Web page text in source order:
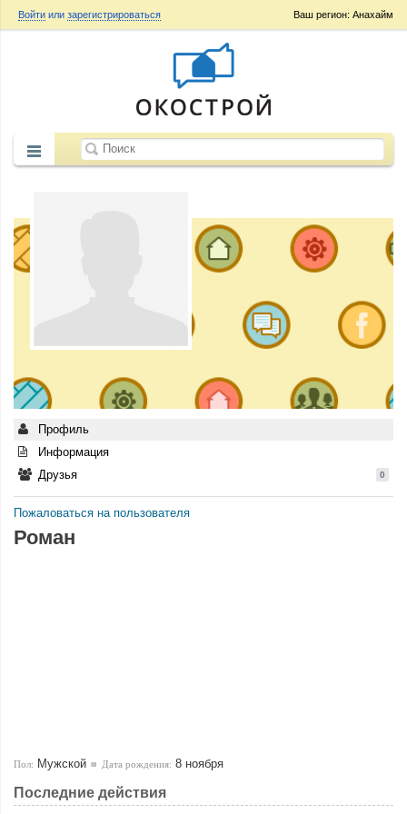
Ваш регион: Анахайм
Войти или зарегистрироваться
Профиль
Информация
Друзья
0
Пожаловаться на пользователя
Роман
Пол: Мужской Дата рождения: 8 ноября
Последние действия